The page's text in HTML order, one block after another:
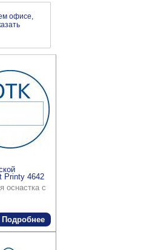
офисе,
Printy 4642
оснастка с
Подробнее